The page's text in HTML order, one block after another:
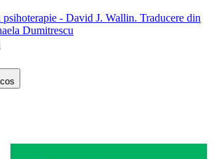
psihoterapie - David J. Wallin. Traducere din
Dumitrescu